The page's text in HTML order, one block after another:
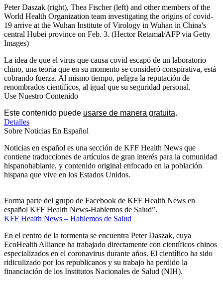
Peter Daszak (right), Thea Fischer (left) and other members of the
World Health Organization team investigating the origins of covid-
19 arrive at the Wuhan Institute of Virology in Wuhan in China's
central Hubei province on Feb. 3. (Hector Retamal/AFP via Getty
Images)
La idea de que el virus que causa covid escapó de un laboratorio
chino, una teoría que en su momento se consideró conspirativa, está
cobrando fuerza. Al mismo tiempo, peligra la reputación de
renombrados científicos, al igual que su seguridad personal.
Use Nuestro Contenido
Este contenido puede usarse de manera gratuita.
Detalles
Sobre Noticias En Español
Noticias en español es una sección de KFF Health News que
contiene traducciones de artículos de gran interés para la comunidad
hispanohablante, y contenido original enfocado en la población
hispana que vive en los Estados Unidos.
Forma parte del grupo de Facebook de KFF Health News en
español KFF Health News-Hablemos de Salud”.
KFF Health News – Hablemos de Salud
En el centro de la tormenta se encuentra Peter Daszak, cuya
EcoHealth Alliance ha trabajado directamente con científicos chinos
especializados en el coronavirus durante años. El científico ha sido
ridiculizado por los republicanos y su trabajo ha perdido la
financiación de los Institutos Nacionales de Salud (NIH).